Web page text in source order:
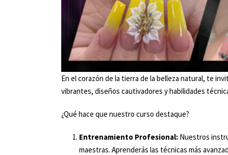
En el corazón de la tierra de la belleza natural, te
vibrantes, diseños cautivadores y habilidades
¿Qué hace que nuestro curso destaque?
Entrenamiento Profesional: Nuestros
maestras. Aprenderás las técnicas más